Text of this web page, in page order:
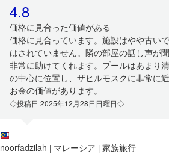
4.8
価格に見合った価値がある
価格に見合っています。施設はやや古い
はされていません。隣の部屋の話し声が
非常に助けてくれます。プールはあまり
の中心に位置し、ザヒルモスクに非常に
お金の価値があります。
◇投稿日 2025年12月28日日曜日◇
noorfadzilah | マレーシア | 家族旅行